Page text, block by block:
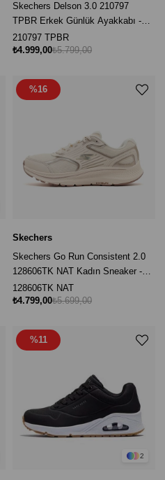
Skechers Delson 3.0 210797
TPBR Erkek Günlük Ayakkabı -
Vizon
210797 TPBR
₺4.999,00₺5.799,00
Skechers
Skechers Go Run Consistent 2.0
128606TK NAT Kadın Sneaker -
Bej
128606TK NAT
₺4.799,00₺5.699,00
%16
2
%11